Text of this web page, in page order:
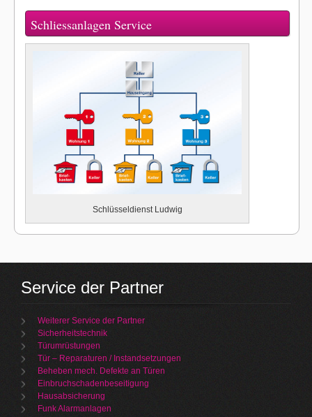
Schliessanlagen Service
Schlüsseldienst Ludwig
Service der Partner
Weiterer Service der Partner
Sicherheitstechnik
Türumrüstungen
Tür – Reparaturen / Instandsetzungen
Beheben mech. Defekte an Türen
Einbruchschadenbeseitigung
Hausabsicherung
Funk Alarmanlagen